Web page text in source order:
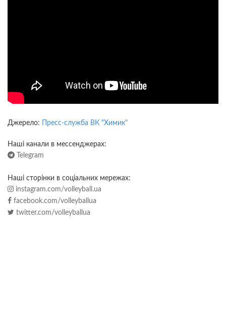
Джерело: Пресс-служба ВК "Химик"
Наші канали в мессенджерах:
Telegram
Наші сторінки в соціальних мережах:
instagram.com/volleyball.ua
facebook.com/volleyballua
twitter.com/volleyballua